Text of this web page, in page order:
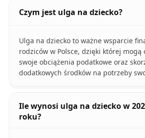
Czym jest ulga na dziecko?
Ulga na dziecko to ważne wsparcie
rodziców w Polsce, dzięki której mogą
swoje obciążenia podatkowe oraz
dodatkowych środków na potrzeby
Ile wynosi ulga na dziecko w
roku?